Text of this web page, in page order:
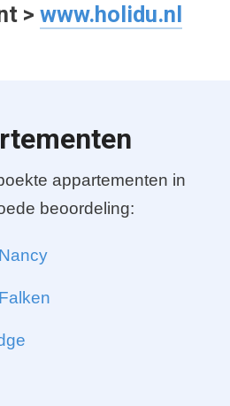
> www.holidu.nl
appartementen in
beoordeling: